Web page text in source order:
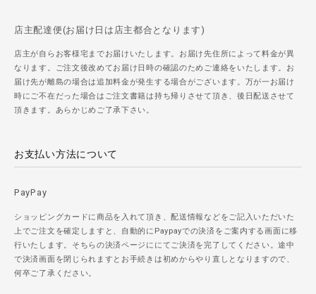
店主配達便(お届け日は店主都合となります)
店主が自らお客様宅までお届けいたします。お届け先住所によって料金が異
なります。ご注文後改めてお届け日時の確認のためご連絡をいたします。お
届け先が離島の場合は追加料金が発生する場合がございます。万が一お届け
時にご不在だった場合はご注文書籍は持ち帰りさせて頂き、後日配送させて
頂きます。あらかじめご了承下さい。
お支払い方法について
PayPay
ショッピングカードに商品を入れて頂き、配送情報などをご記入いただいた
上でご注文を確定しますと、自動的にPaypayでの決済をご案内する画面に移
行いたします。そちらの決済ページににてご決済を完了してください。途中
で決済画面を閉じられますとお手続きは初めからやり直しとなりますので、
何卒ご了承ください。